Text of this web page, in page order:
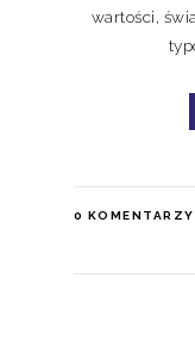
wartości,
0 KOMENTARZY